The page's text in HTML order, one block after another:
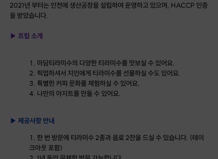
2021년 부터는 인천에 생산공장을 설립하여 운영하고 있으며, HACCP 인증
을 받았습니다.
▶ 프립 소개
마담티라미수의 다양한 티라미수를 맛보실 수 있어요.
픽업하셔서 지인에게 티라미수를 선물하실 수도 있어요.
특별한 커피 문화를 체험하실 수 있어요.
나만의 아지트를 만들 수 있어요.
▶ 제공사항 안내
한 번 방문에 티라미수 2종과 음료 2잔을 드실 수 있습니다. (테이
크아웃 포함)